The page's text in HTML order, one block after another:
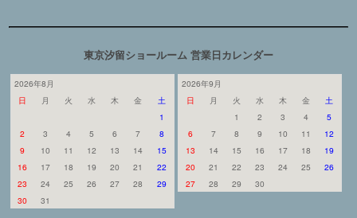
東京汐留ショールーム 営業日カレンダー
2026年8月
日
月 火 水 木 金
土
1
2
3 4 5 6 7
8
9
10 11 12 13 14
15
16
17 18 19 20 21
22
23
24 25 26 27 28
29
30
31
2026年9月
日
月 火 水 木 金
土
1
2 3 4
5
6
7 8 9 10 11
12
13
14 15 16 17 18
19
20
21 22 23 24 25
26
27
28 29 30